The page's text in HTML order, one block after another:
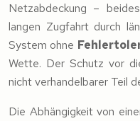
Netzabdeckung –
langen Zugfahrt durch
System ohne
Wette. Der Schutz vor
nicht verhandelbarer Teil
Die Abhängigkeit von